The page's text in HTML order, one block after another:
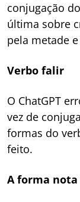
conjugação
última sobre
pela metade
Verbo falir
O ChatGPT
vez de
formas do
feito.
A forma nota